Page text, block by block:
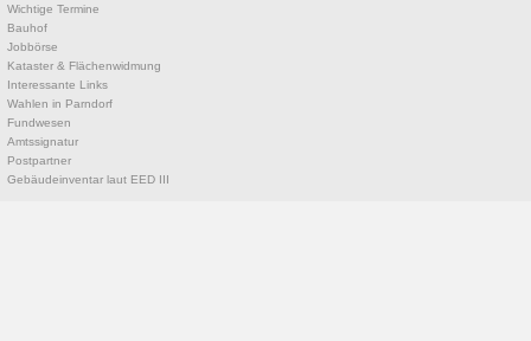
Wichtige Termine
Bauhof
Jobbörse
Kataster & Flächenwidmung
Interessante Links
Wahlen in Parndorf
Fundwesen
Amtssignatur
Postpartner
Gebäudeinventar laut EED III